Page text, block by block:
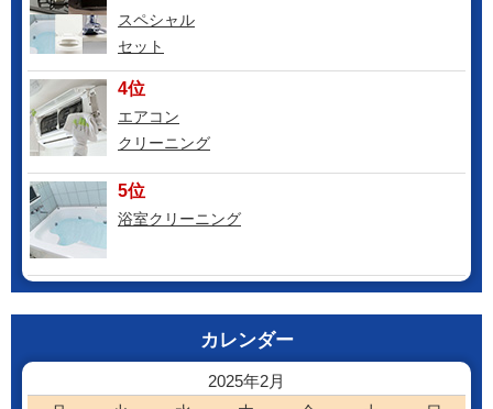
スペシャル
セット
4位
エアコン
クリーニング
5位
浴室クリーニング
カレンダー
2025年2月